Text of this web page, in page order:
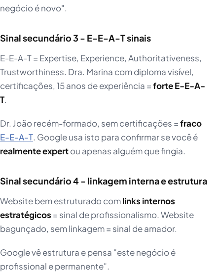
negócio é novo".
Sinal secundário 3 - E-E-A-T sinais
E-E-A-T = Expertise, Experience, Authoritativeness,
Trustworthiness. Dra. Marina com diploma visível,
certificações, 15 anos de experiência =forte E-E-A-
T.
Dr. João recém-formado, sem certificações =fraco
E-E-A-T. Google usa isto para confirmar se você é
realmente expertou apenas alguém que fingia.
Sinal secundário 4 - linkagem interna e estrutura
Website bem estruturado comlinks internos
estratégicos = sinal de profissionalismo. Website
bagunçado, sem linkagem = sinal de amador.
Google vê estrutura e pensa "este negócio é
profissional e permanente".